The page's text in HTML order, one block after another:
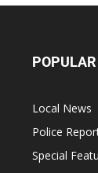
Local News
Police
Special